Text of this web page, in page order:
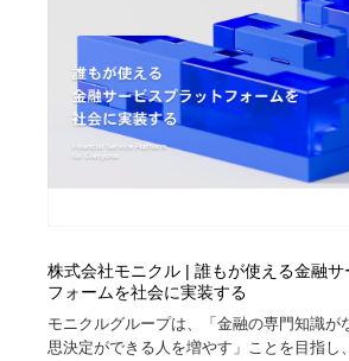
株式会社モニクル | 誰もが使える金融サ
フォームを社会に実装する
モニクルグループは、「金融の専門知識が
思決定ができる人を増やす」ことを目指し